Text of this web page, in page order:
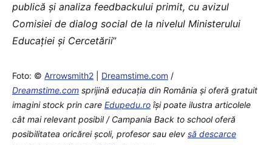
publică și analiza feedbackului primit, cu avizul
Comisiei de dialog social de la nivelul Ministerului
Educației și Cercetării”
Foto: © Arrowsmith2 Dreamstime.com /
Dreamstime.com sprijină educaţia din România şi oferă gratuit
imagini stock prin care Edupedu.ro îşi poate ilustra articolele
cât mai relevant posibil / Campania Back to school oferă
posibilitatea oricărei școli, profesor sau elev să descarce